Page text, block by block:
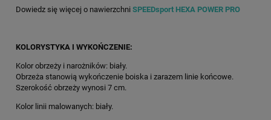
Dowiedz się więcej o nawierzchni SPEEDsport HEXA POWER PRO
KOLORYSTYKA I WYKOŃCZENIE:
Kolor obrzeży i narożników: biały.
Obrzeża stanowią wykończenie boiska i zarazem linie końcowe.
Szerokość obrzeży wynosi 7 cm.
Kolor linii malowanych: biały.